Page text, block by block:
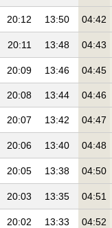
20:12 13:50 04:42
20:11 13:48 04:43
20:09 13:46 04:45
20:08 13:44 04:46
20:07 13:42 04:47
20:06 13:40 04:48
20:05 13:38 04:50
20:03 13:35 04:51
20:02 13:33 04:52